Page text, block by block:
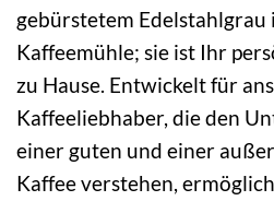
gebürstetem Edelstahlgrau
Kaffeemühle; sie ist Ihr
zu Hause. Entwickelt für
Kaffeeliebhaber, die den
einer guten und einer
Kaffee verstehen,